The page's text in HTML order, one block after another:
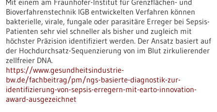
Mit einem am Fraunhofer-Institut für Grenzflächen- und
Bioverfahrenstechnik IGB entwickelten Verfahren können
bakterielle, virale, fungale oder parasitäre Erreger bei Sepsis-
Patienten sehr viel schneller als bisher und zugleich mit
höchster Präzision identifiziert werden. Der Ansatz basiert auf
der Hochdurchsatz-Sequenzierung von im Blut zirkulierender
zellfreier DNA.
https://www.gesundheitsindustrie-
bw.de/fachbeitrag/pm/ngs-basierte-diagnostik-zur-
identifizierung-von-sepsis-erregern-mit-earto-innovation-
award-ausgezeichnet